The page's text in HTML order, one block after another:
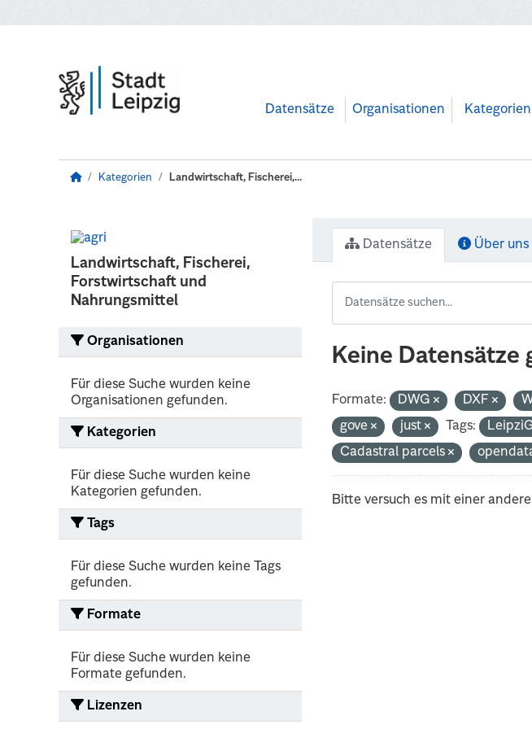
Datensätze Organisationen Kategorien
Kategorien Landwirtschaft, Fischerei,...
Landwirtschaft, Fischerei,
Forstwirtschaft und
Nahrungsmittel
Organisationen
Für diese Suche wurden keine
Organisationen gefunden.
Kategorien
Für diese Suche wurden keine
Kategorien gefunden.
Tags
Für diese Suche wurden keine Tags
gefunden.
Formate
Für diese Suche wurden keine
Formate gefunden.
Lizenzen
Datensätze Über uns
Keine Datensätze
Formate: DWG DXF
gove
just Tags:
Cadastral parcels
Bitte versuch es mit einer